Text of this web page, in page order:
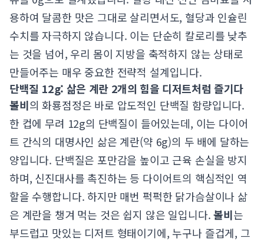
용하여 달콤한 맛은 그대로 살리면서도, 혈당과 인슐린
수치를 자극하지 않습니다. 이는 단순히 칼로리를 낮추
는 것을 넘어, 우리 몸이 지방을 축적하지 않는 상태로
만들어주는 매우 중요한 전략적 설계입니다.
단백질 12g: 삶은 계란 2개의 힘을 디저트처럼 즐기다
볼비의 화룡점정은 바로 압도적인 단백질 함량입니다.
한 컵에 무려 12g의 단백질이 들어있는데, 이는 다이어
트 간식의 대명사인 삶은 계란(약 6g)의 두 배에 달하는
양입니다. 단백질은 포만감을 높이고 근육 손실을 방지
하며, 신진대사를 촉진하는 등 다이어트의 핵심적인 역
할을 수행합니다. 하지만 매번 퍽퍽한 닭가슴살이나 삶
은 계란을 챙겨 먹는 것은 쉽지 않은 일입니다.볼비는
부드럽고 맛있는 디저트 형태이기에, 누구나 즐겁게, 그